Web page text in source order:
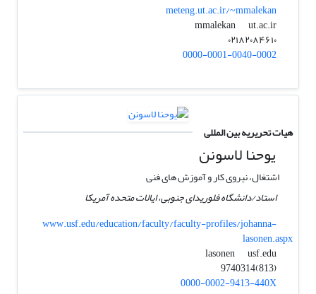
meteng.ut.ac.ir/~mmalekan
mmalekan
ut.ac.ir
۰۲۱۸۲۰۸۴۶۱۰
0000-0001-0040-0002
هیات تحریریه بین المللی
یوحنا لاسونن
اشتغال، نیروی کار و آموزش های فنی
استاد/دانشگاه فلوریدای جنوبی، ایالات متحده آمریکا
www.usf.edu/education/faculty/faculty-profiles/johanna-
lasonen.aspx
lasonen
usf.edu
(813)9740314
0000-0002-9413-440X